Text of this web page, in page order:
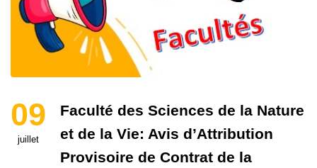
09
juillet
Faculté des Sciences de la Nature
et de la Vie: Avis d’Attribution
Provisoire de Contrat de la